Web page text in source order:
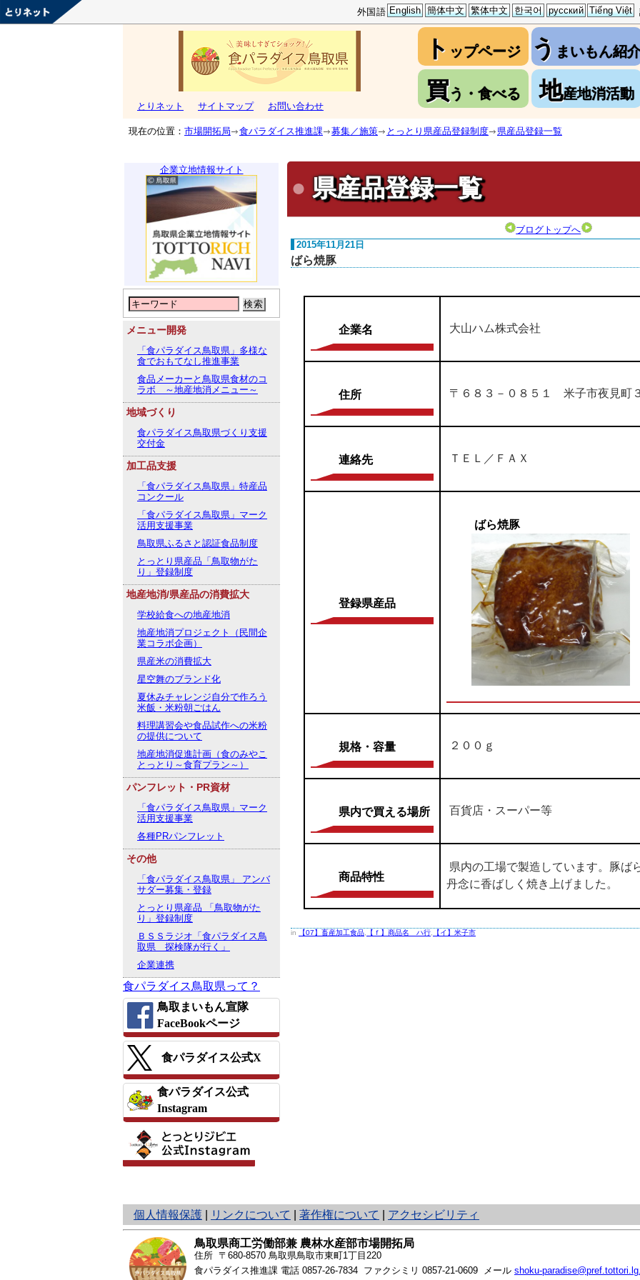
外国語 English 簡体中文 繁体中文 한국어 русский Tiếng Việt
とりネット サイトマップ お問い合わせ
ト ップページ う まいもん紹
買う・食べる 地産地消活動
現在の位置： 市場開拓局 食パラダイス推進課 募集／施策 とっとり県産品登録制度 県産品登録一覧
企業立地情報サイト
検索
メニュー開発
「食パラダイス鳥取県」多様な
食でおもてなし推進事業
食品メーカーと鳥取県食材のコ
ラボ ～地産地消メニュー～
地域づくり
食パラダイス鳥取県づくり支援
交付金
加工品支援
「食パラダイス鳥取県」特産品
コンクール
「食パラダイス鳥取県」マーク
活用支援事業
鳥取県ふるさと認証食品制度
とっとり県産品「鳥取物がた
り」登録制度
地産地消/県産品の消費拡大
学校給食への地産地消
地産地消プロジェクト（民間企
業コラボ企画）
県産米の消費拡大
星空舞のブランド化
夏休みチャレンジ自分で作ろう
米飯・米粉朝ごはん
料理講習会や食品試作への米粉
の提供について
地産地消促進計画（食のみやこ
とっとり～食育プラン～）
パンフレット・PR資材
「食パラダイス鳥取県」マーク
活用支援事業
各種PRパンフレット
その他
「食パラダイス鳥取県」 アンバ
サダー募集・登録
とっとり県産品 「鳥取物がた
り」登録制度
ＢＳＳラジオ「食パラダイス鳥
取県 探検隊が行く」
企業連携
食パラダイス鳥取県って？
鳥取まいもん宣隊
FaceBookページ
食パラダイス公式X
食パラダイス公式
Instagram
県産品登録一覧
ブログトップへ
2015年11月21日
ばら焼豚
企業名 大山ハム株式会社
住所 〒６８３－０８５１ 米子市夜見町
連絡先 ＴＥＬ／ＦＡＸ
登録県産品
ばら焼豚
規格・容量 ２００ｇ
県内で買える場所 百貨店・スーパー等
商品特性
県内の工場で製造しています。豚ば
丹念に香ばしく焼き上げました。
in 【07】畜産加工食品 【ｆ】商品名 ハ行 【イ】米子市
個人情報保護
と
り
ネ
ッ
ト
リンクについて 著作権について アクセシビリティ
鳥取県商工労働部兼 農林水産部市場開拓局
住所 〒680-8570 鳥取県鳥取市東町1丁目220
食パラダイス推進課 電話 0857-26-7834 ファクシミリ 0857-21-0609 メール shoku-